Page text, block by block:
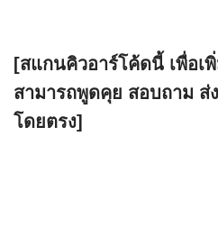
[สแกนคิวอาร์โค้ดนี้ เพื่อเ
สามารถพูดคุย สอบถาม ส่
โดยตรง]